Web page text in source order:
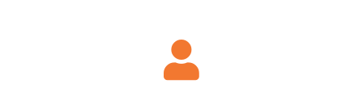
